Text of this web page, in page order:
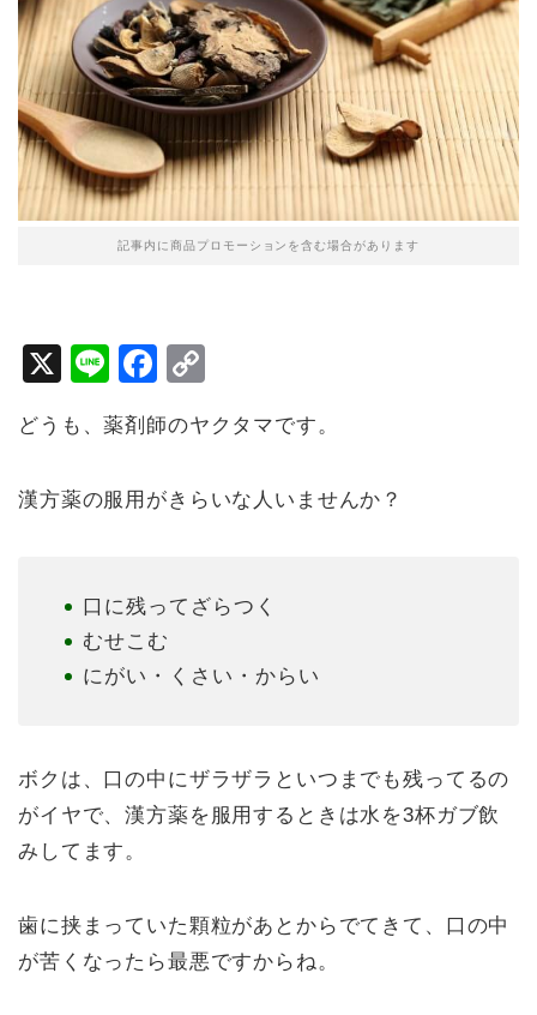
記事内に商品プロモーションを含む場合があります
X
Li
n
e
F
c
e
b
o
k
p
Li
k
どうも、薬剤師のヤクタマです。
漢方薬の服用がきらいな人いませんか？
口に残ってざらつく
むせこむ
にがい・くさい・からい
ボクは、口の中にザラザラといつまでも残ってるの
がイヤで、漢方薬を服用するときは水を3杯ガブ飲
みしてます。
歯に挟まっていた顆粒があとからでてきて、口の中
が苦くなったら最悪ですからね。